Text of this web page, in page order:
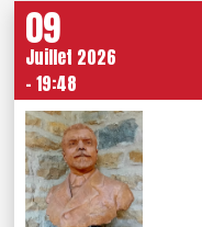
09
Juillet 2026
- 19:48